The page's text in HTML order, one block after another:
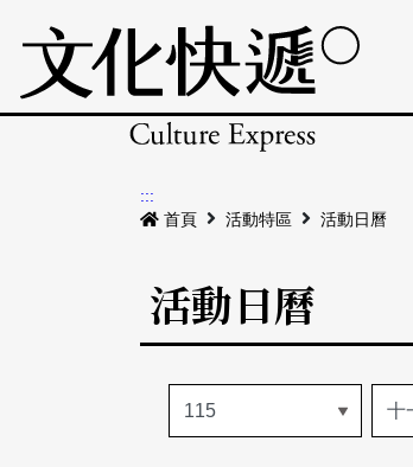
:::
首頁
活動特區 活動日曆
活動日曆